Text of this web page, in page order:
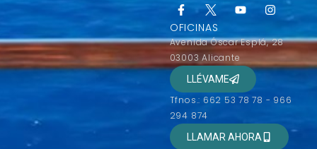
OFICINAS
Avenida Óscar Esplá, 28
03003 Alicante
LLÉVAME
Tfnos.: 662 53 78 78 - 966
294 874
LLAMAR AHORA